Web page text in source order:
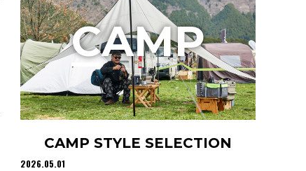
CAMP STYLE SELECTION
2026.05.01
CAMP